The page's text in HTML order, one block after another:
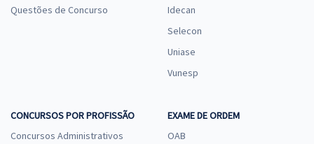
Questões de Concurso
Idecan
Selecon
Uniase
Vunesp
CONCURSOS POR PROFISSÃO
Concursos Administrativos
EXAME DE ORDEM
OAB